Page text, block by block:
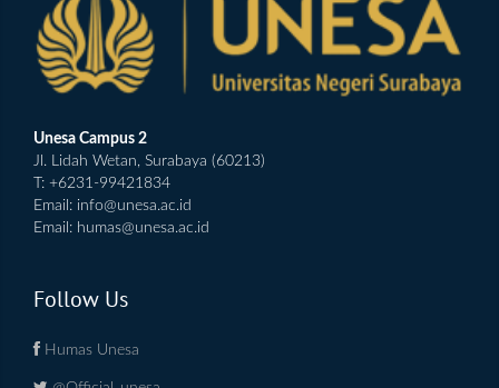
Unesa Campus 2
Jl. Lidah Wetan, Surabaya (60213)
T: +6231-99421834
Email: info@unesa.ac.id
Email: humas@unesa.ac.id
Follow Us
Humas Unesa